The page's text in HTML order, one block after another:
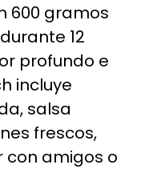
600 gramos
12
profundo e
incluye
salsa
frescos,
amigos o